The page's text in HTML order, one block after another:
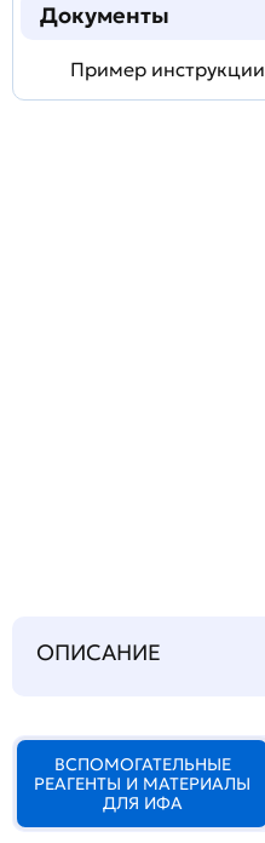
Документы
Пример инструкции
ОПИСАНИЕ
ВСПОМОГАТЕЛЬНЫЕ
РЕАГЕНТЫ И МАТЕРИАЛЫ
ДЛЯ ИФА